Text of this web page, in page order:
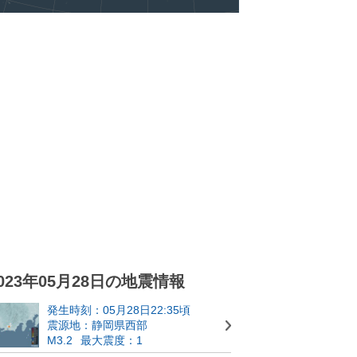
年05月28日の地震情報
発生時刻：05月28日22:35頃
震源地：静岡県西部
M3.2
最大震度：1